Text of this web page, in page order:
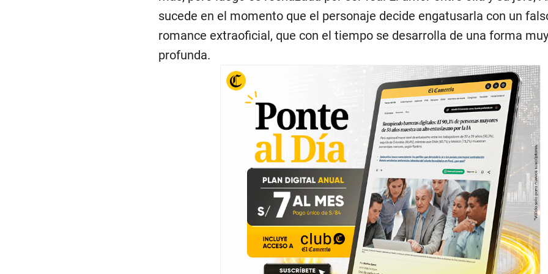
sucede en el momento que el personaje decide engatusarla con un
romance extraoficial, que con el tiempo se desarrolla de una forma muy
profunda.